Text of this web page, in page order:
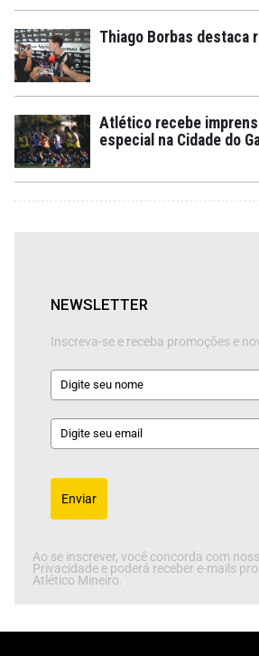
Thiago Borbas destaca
Atlético recebe
especial na Cidade do
NEWSLETTER
Inscreva-se e receba promoções e
Enviar
Ao se inscrever, você concorda com
Privacidade e poderá receber e-mails
Atlético Mineiro.